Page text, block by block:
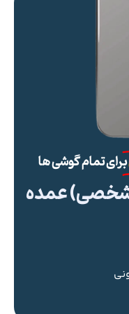
برای تمام گوشی ها
عمده